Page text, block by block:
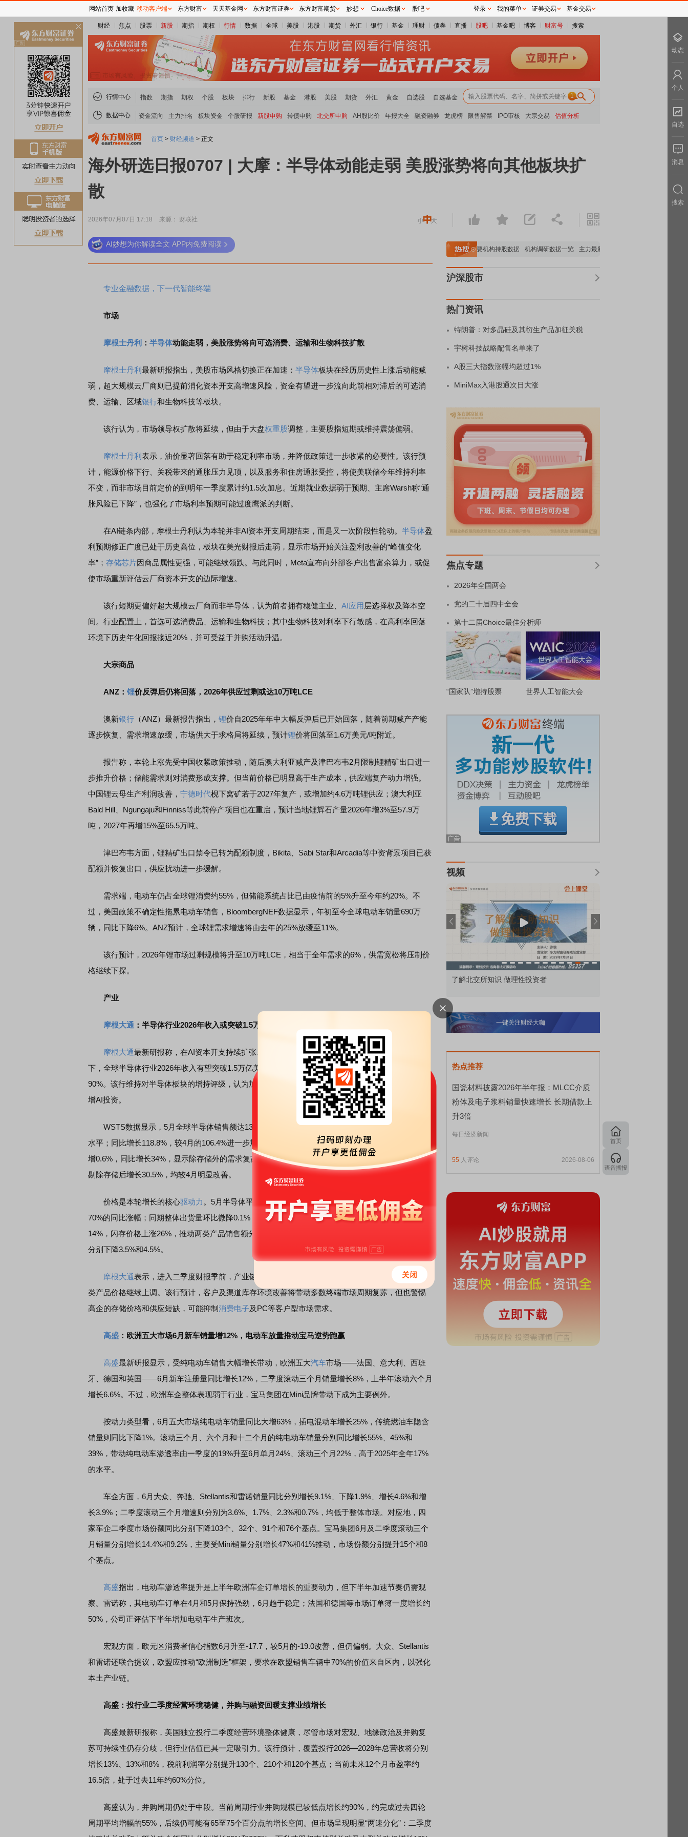
财经 焦点 股票 新股 期指 期权 行情 数据 全球 美股 港股 期货 外汇 银行 基金 理财 债券 直播 股吧 基金吧 博客 财富号 搜索
行情中心 指数 期指 期权 个股 板块 排行 新股 基金 港股 美股 期货 外汇 黄金 自选股 自选基金 1
数据中心 资金流向 主力排名 板块资金 个股研报 新股申购 转债申购 北交所申购 AH股比价 年报大全 融资融券 龙虎榜 限售解禁 IPO审核 大宗交易 估值分析
首页 > 财经频道 > 正文
海外研选日报0707 | 大摩：半导体动能走弱 美股涨势将向其他板块扩
散
2026年07月07日 17:18 来源： 财联社
AI妙想为你解读全文 APP内免费阅读
专业金融数据，下一代智能终端
市场
摩根士丹利 ： 半导体动能走弱，美股涨势将向可选消费、运输和生物科技扩散
摩根士丹利 最新研报指出，美股市场风格切换正在加速： 半导体板块在经历历史性上涨后动能减
弱，超大规模云厂商则已提前消化资本开支高增速风险，资金有望进一步流向此前相对滞后的可选消
费、运输、区域银行和生物科技等板块。
该行认为，市场领导权扩散将延续，但由于大盘权重股调整，主要股指短期或维持震荡偏弱。
摩根士丹利 表示，油价显著回落有助于稳定利率市场，并降低政策进一步收紧的必要性。该行预
计，能源价格下行、关税带来的通胀压力见顶，以及服务和住房通胀受控，将使美联储今年维持利率
不变，而非市场目前定价的到明年一季度累计约1.5次加息。近期就业数据弱于预期、主席Warsh称“通
胀风险已下降”，也强化了市场利率预期可能过度鹰派的判断。
在AI链条内部，摩根士丹利认为本轮并非AI资本开支周期结束，而是又一次阶段性轮动。 半导体盈
利预期修正广度已处于历史高位，板块在美光财报后走弱，显示市场开始关注盈利改善的“峰值变化
率”； 存储芯片因商品属性更强，可能继续领跌。与此同时，Meta宣布向外部客户出售富余算力，或促
使市场重新评估云厂商资本开支的边际增速。
该行短期更偏好超大规模云厂商而非半导体，认为前者拥有稳健主业、 AI应用 层选择权及降本空
间。行业配置上，首选可选消费品、运输和生物科技；其中生物科技对利率下行敏感，在高利率回落
环境下历史年化回报接近20%，并可受益于并购活动升温。
大宗商品
ANZ： 锂价反弹后仍将回落，2026年供应过剩或达10万吨LCE
澳新银行 （ANZ）最新报告指出， 锂价自2025年年中大幅反弹后已开始回落，随着前期减产产能
逐步恢复、需求增速放缓，市场供大于求格局将延续，预计锂价将回落至1.6万美元/吨附近。
报告称，本轮上涨先受中国收紧政策推动，随后澳大利亚减产及津巴布韦2月限制锂精矿出口进一
步推升价格；储能需求则对消费形成支撑。但当前价格已明显高于生产成本，供应端复产动力增强。
中国锂云母生产利润改善， 宁德时代枧下窝矿若于2027年复产，或增加约4.6万吨锂供应；澳大利亚
Bald Hill、Ngungaju和Finniss等此前停产项目也在重启，预计当地锂辉石产量2026年增3%至57.9万
吨，2027年再增15%至65.5万吨。
津巴布韦方面，锂精矿出口禁令已转为配额制度，Bikita、Sabi Star和Arcadia等中资背景项目已获
配额并恢复出口，供应扰动进一步缓解。
需求端，电动车仍占全球锂消费约55%，但储能系统占比已由疫情前的5%升至今年约20%。不
过，美国政策不确定性拖累电动车销售，BloombergNEF数据显示，年初至今全球电动车销量690万
辆，同比下降6%。ANZ预计，全球锂需求增速将由去年的25%放缓至11%。
该行预计，2026年锂市场过剩规模将升至10万吨LCE，相当于全年需求的6%，供需宽松将压制价
格继续下探。
产业
摩根大通 ：半导体行业2026年收入或突破1.5万亿美元，AI与存储涨价驱动高增长
摩根大通最新研报称，在AI资本开支持续扩张、存储产品价格大幅上涨及传统周期复苏共同推动
下，全球半导体行业2026年收入有望突破1.5万亿美元，达到1.5万亿至1.6万亿美元，同比增幅或超过
90%。该行维持对半导体板块的增持评级，认为加速计算、存储和网络设备供应商将最直接受益于新
增AI投资。
WSTS数据显示，5月全球半导体销售额达1319亿美元，环比增长16.1%，显著高于4.5%的季节性
水平；同比增长118.8%，较4月的106.4%进一步加速。剔除存储后的行业销售额为575亿美元，环比微
增0.6%，同比增长34%，显示除存储外的需求复苏仍在延续。过去三个月，行业收入同比增长104%，
剔除存储后增长30.5%，均较4月明显改善。
价格是本轮增长的核心驱动力 。5月半导体平均售价环比上涨16.7%，同比大涨85%，高于3月时约
70%的同比涨幅；同期整体出货量环比微降0.1%，但同比仍增长20.6%。其中，DRAM价格环比上涨
14%，闪存价格上涨26%，推动两类产品销售额分别环比增长27.7%和39.8%；模拟芯片与MCU价格则
分别下降3.5%和4.5%。
摩根大通表示，进入二季度财报季前，产业链反馈显示订单、积压订单及客户加单仍在增加，多
类产品价格继续上调。该行预计，客户及渠道库存环境改善将带动多数终端市场周期复苏，但也警惕
高企的存储价格和供应短缺，可能抑制 消费电子及PC等客户型市场需求。
高盛 ：欧洲五大市场6月新车销量增12%，电动车放量推动宝马逆势跑赢
高盛最新研报显示，受纯电动车销售大幅增长带动，欧洲五大汽车市场——法国、意大利、西班
牙、德国和英国——6月新车注册量同比增长12%，二季度滚动三个月销量增长8%，上半年滚动六个月
增长6.6%。不过，欧洲车企整体表现弱于行业，宝马集团在Mini品牌带动下成为主要例外。
按动力类型看，6月五大市场纯电动车销量同比大增63%，插电混动车增长25%，传统燃油车隐含
销量则同比下降1%。滚动三个月、六个月和十二个月的纯电动车销量分别同比增长55%、45%和
39%，带动纯电动车渗透率由一季度的19%升至6月单月24%、滚动三个月22%，高于2025年全年17%
的水平。
车企方面，6月大众、奔驰、Stellantis和雷诺销量同比分别增长9.1%、下降1.9%、增长4.6%和增
长3.9%；二季度滚动三个月增速则分别为3.6%、1.7%、2.3%和0.7%，均低于整体市场。对应地，四
家车企二季度市场份额同比分别下降103个、32个、91个和76个基点。宝马集团6月及二季度滚动三个
月销量分别增长14.4%和9.2%，主要受Mini销量分别增长47%和41%推动，市场份额分别提升15个和8
个基点。
高盛指出，电动车渗透率提升是上半年欧洲车企订单增长的重要动力，但下半年加速节奏仍需观
察。雷诺称，其电动车订单在4月和5月保持强劲，6月趋于稳定；法国和德国等市场订单簿一度增长约
50%，公司正评估下半年增加电动车生产班次。
宏观方面，欧元区消费者信心指数6月升至-17.7，较5月的-19.0改善，但仍偏弱。大众、Stellantis
和雷诺还联合提议，欧盟应推动“欧洲制造”框架，要求在欧盟销售车辆中70%的价值来自区内，以强化
本土产业链。
高盛：投行业二季度经营环境稳健，并购与融资回暖支撑业绩增长
高盛最新研报称，美国独立投行二季度经营环境整体健康，尽管市场对宏观、地缘政治及并购复
苏可持续性仍存分歧，但行业估值已具一定吸引力。该行预计，覆盖投行2026—2028年总营收将分别
增长13%、13%和8%，税前利润率分别提升130个、210个和120个基点；当前未来12个月市盈率约
16.5倍，处于过去11年约60%分位。
高盛认为，并购周期仍处于中段。当前周期行业并购规模已较低点增长约90%，约完成过去四轮
周期平均增幅的55%，后续仍可能有65至75个百分点的增长空间。但市场呈现明显“两速分化”：二季度
稀土板块领涨 A股估值分析全览 重要机构持股数据 机构调研数据一览 主力最新动向
沪深股市
热门资讯
特朗普：对多晶硅及其衍生产品加征关税
宇树科技战略配售名单来了
A股三大指数涨幅均超过1%
MiniMax入港股通次日大涨
焦点专题
2026年全国两会
党的二十届四中全会
第十二届Choice最佳分析师
“国家队”增持股票 世界人工智能大会
视频
市价委托那么多种，究竟怎么用？
一键关注财经大咖
热点推荐
国瓷材料披露2026年半年报：MLCC介质
粉体及电子浆料销量快速增长 长期借款上
升3倍
每日经济新闻
55 人评论 2026-08-06
首页
语音播报
网站首页 加收藏 移动客户端 东方财富 天天基金网 东方财富证券 东方财富期货 妙想 Choice数据 股吧 登录 我的菜单 证券交易 基金交易
动态
个人
自选
消息
搜索
关